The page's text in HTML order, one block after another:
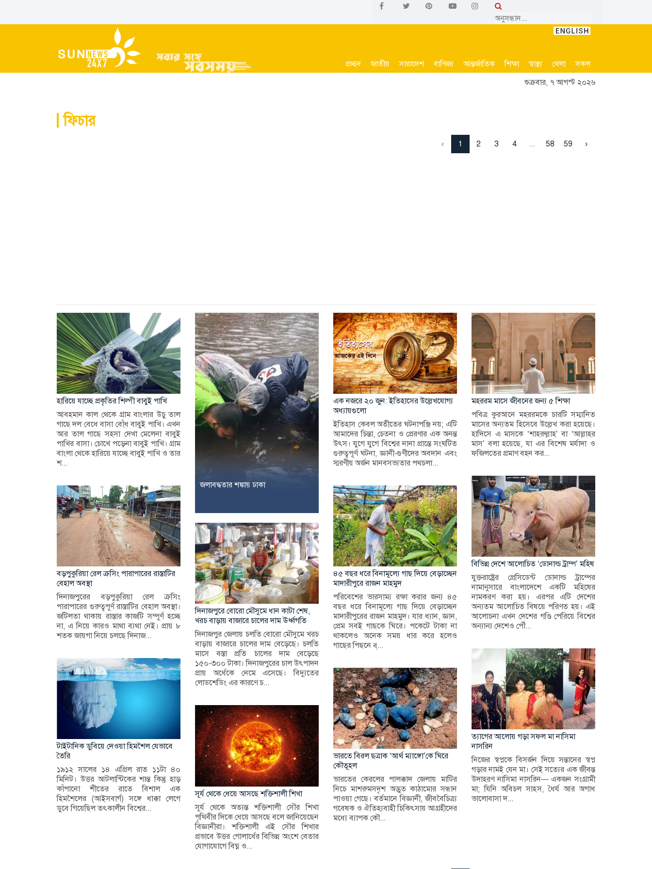
প্রচ্ছদ জাতীয় সারাদেশ বাণিজ্য আন্তর্জাতিক শিক্ষা স্বাস্থ্য খেলা
সকল
শুক্রবার, ৭ আগস্ট ২০২৬
ফিচার
‹ 1 2 3 4 ... 58 59 ›
হারিয়ে যাচ্ছে প্রকৃতির শিল্পী বাবুই পাখি
আবহমান কাল থেকে গ্রাম বাংলার উচু তাল
গাছে দল বেধে বাসা বা্েঁধ বাবুই পাখি। এখন
আর তাল গাছে সহসা দেখা মেলেনা বাবুই
পাখির বাসা। চোখে পড়েনা বাবুই পাখি। গ্রাম
বাংলা থেকে হারিয়ে যাচ্ছে বাবুই পাখি ও তার
শ...
জলাবদ্ধতার শঙ্কায় ঢাকা
এক নজরে ২০ জুন: ইতিহাসের উল্লেখযোগ্য
অধ্যায়গুলো
ইতিহাস কেবল অতীতের ঘটনাপঞ্জি নয়; এটি
আমাদের চিন্তা, চেতনা ও প্রেরণার এক অনন্ত
উৎস। যুগে যুগে বিশ্বের নানা প্রান্তে সংঘটিত
গুরুত্বপূর্ণ ঘটনা, জ্ঞানী-গুণীদের অবদান এবং
স্মরণীয় অর্জন মানবসভ্যতার পথচলা...
মহররম মাসে জীবনের জন্য ৫ শিক্ষা
পবিত্র কুরআনে মহররমকে চারটি সম্মানিত
মাসের অন্যতম হিসেবে উল্লেখ করা হয়েছে।
হাদিসে এ মাসকে ‘শাহরুল্লাহ’ বা ‘আল্লাহর
মাস’ বলা হয়েছে, যা এর বিশেষ মর্যাদা ও
ফজিলতের প্রমাণ বহন কর...
বড়পুকুরিয়া রেল ক্রসিং পারাপারের রাস্তাটির
বেহাল অবস্থা
দিনাজপুরের বড়পুকুরিয়া রেল ক্রসিং
পারাপারের গুরুত্বপূর্ণ রাস্তাটির বেহাল অবস্থা।
জটিলতা থাকায় রাস্তার কাজটি সম্পূর্ণ হচ্ছে
না, এ নিয়ে কারও মাথা ব্যথা নেই। প্রায় ৮
শতক জায়গা নিয়ে চলছে দিনাজ...
দিনাজপুরে বোরো মৌসুমে ধান কাটা শেষ,
খরচ বাড়ায় বাজারে চালের দাম ঊর্ধ্বগতি
দিনাজপুর জেলায় চলতি বোরো মৌসুমে খরচ
বাড়ায় বাজারে চালের দাম বেড়েছে। চলতি
মাসে বস্তা প্রতি চালের দাম বেড়েছে
১৫০-৩০০ টাকা। দিনাজপুরের চাল উৎপাদন
প্রায় অর্ধেকে নেমে এসেছে। বিদ্যুতের
লোডশেডিং এর কারণে চ...
৪৫ বছর ধরে বিনামূল্যে গাছ দিয়ে বেড়াচ্ছেন
মাদারীপুরে রাজন মাহমুদ
পরিবেশের ভারসাম্য রক্ষা করার জন্য ৪৫
বছর ধরে বিনামূল্যে গাছ দিয়ে বেড়াচ্ছেন
মাদারীপুরের রাজন মাহমুদ। যার ধ্যান, জ্ঞান,
প্রেম সবই গাছকে ঘিরে। পকেটে টাকা না
থাকলেও অনেক সময় ধার করে হলেও
গাছের পিছনে ব্...
বিভিন্ন দেশে আলোচিত ‘ডোনাল্ড ট্রাম্প’ মহিষ
যুক্তরাষ্ট্রের প্রেসিডেন্ট ডোনাল্ড ট্রাম্পের
নামানুসারে বাংলাদেশে একটি মহিষের
নামকরণ করা হয়। এরপর এটি দেশের
অন্যতম আলোচিত বিষয়ে পরিণত হয়। এই
আলোচনা এখন দেশের গণ্ডি পেরিয়ে বিশ্বের
অন্যান্য দেশেও পৌঁ...
টাইটানিক ডুবিয়ে দেওয়া হিমশৈল যেভাবে
তৈরি
১৯১২ সালের ১৪ এপ্রিল রাত ১১টা ৪০
মিনিট। উত্তর আটলান্টিকের শান্ত কিন্তু হাড়
কাঁপানো শীতের রাতে বিশাল এক
হিমশৈলের (আইসবার্গ) সঙ্গে ধাক্কা লেগে
ডুবে গিয়েছিল তৎকালীন বিশ্বের...
সূর্য থেকে ধেয়ে আসছে শক্তিশালী শিখা
সূর্য থেকে অত্যন্ত শক্তিশালী সৌর শিখা
পৃথিবীর দিকে ধেয়ে আসছে বলে জানিয়েছেন
বিজ্ঞানীরা। শক্তিশালী এই সৌর শিখার
প্রভাবে উত্তর গোলার্ধের বিভিন্ন অংশে বেতার
যোগাযোগে বিঘ্ন ও...
ভারতে বিরল ছত্রাক ‘আর্থ ম্যাঙ্গো’কে ঘিরে
কৌতূহল
ভারতের কেরলের পালক্কাদ জেলায় মাটির
নিচে মাশরুমসদৃশ অদ্ভুত কাঠামোর সন্ধান
পাওয়া গেছে। বর্তমানে বিজ্ঞানী, জীববৈচিত্র্য
গবেষক ও ঐতিহ্যবাহী চিকিৎসায় আগ্রহীদের
মধ্যে ব্যাপক কৌ...
ত্যাগের আলোয় গড়া সফল মা নাসিমা
নাসরিন
নিজের স্বপ্নকে বিসর্জন দিয়ে সন্তানের স্বপ্ন
গড়ার নামই যেন মা। সেই সত্যের এক জীবন্ত
উদাহরণ নাসিমা নাসরিন— একজন সংগ্রামী
মা; যিনি অবিচল সাহস, ধৈর্য আর অগাধ
ভালোবাসা দ...